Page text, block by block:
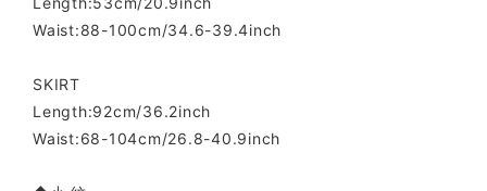
Waist:88-100cm/34.6-39.4inch
SKIRT
Length:92cm/36.2inch
Waist:68-104cm/26.8-40.9inch